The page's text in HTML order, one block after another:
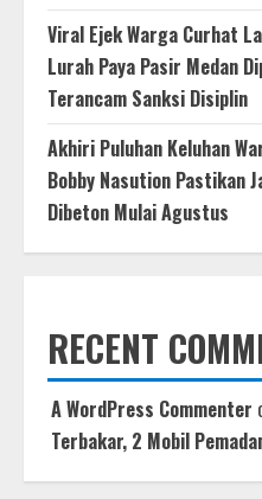
Viral Ejek Warga Curhat
Lurah Paya Pasir Medan
Terancam Sanksi Disiplin
Akhiri Puluhan Keluhan
Bobby Nasution Pastikan
Dibeton Mulai Agustus
RECENT
A WordPress Commenter
Terbakar, 2 Mobil